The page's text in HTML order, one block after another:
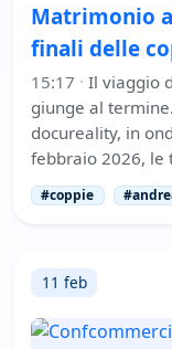
Matrimonio
finali delle
15:17 · Il viaggio
giunge al
docureality, in
febbraio 2026, le
#coppie
11 feb